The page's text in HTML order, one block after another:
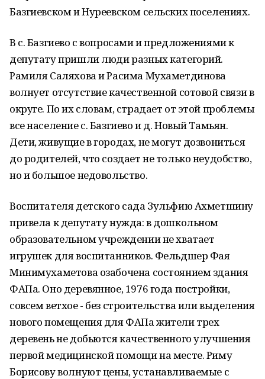
Базгиевском и Нуреевском сельских поселениях.
В с. Базгиево с вопросами и предложениями к
депутату пришли люди разных категорий.
Рамиля Саляхова и Расима Мухаметдинова
волнует отсутствие качественной сотовой связи в
округе. По их словам, страдает от этой проблемы
все население с. Базгиево и д. Новый Тамьян.
Дети, живущие в городах, не могут дозвониться
до родителей, что создает не только неудобство,
но и большое недовольство.
Воспитателя детского сада Зульфию Ахметшину
привела к депутату нужда: в дошкольном
образовательном учреждении не хватает
игрушек для воспитанников. Фельдшер Фая
Минимухаметова озабочена состоянием здания
ФАПа. Оно деревянное, 1976 года постройки,
совсем ветхое - без строительства или выделения
нового помещения для ФАПа жители трех
деревень не добьются качественного улучшения
первой медицинской помощи на месте. Риму
Борисову волнуют цены, устанавливаемые с